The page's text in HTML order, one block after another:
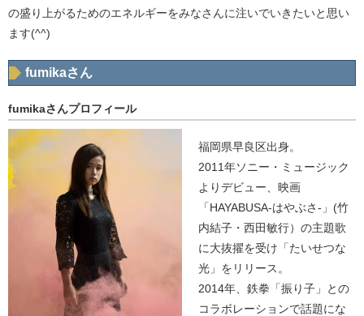
の盛り上がるためのエネルギーをみなさんに注いでいきたいと思い
ます(^^)
fumikaさん
fumikaさんプロフィール
福岡県早良区出身。
2011年ソニー・ミュージック
よりデビュー、映画
「HAYABUSA-はやぶさ-」(竹
内結子・西田敏行）の主題歌
に大抜擢を受け「たいせつな
光」をリリース。
2014年、鉄拳「振り子」との
コラボレーションで話題にな